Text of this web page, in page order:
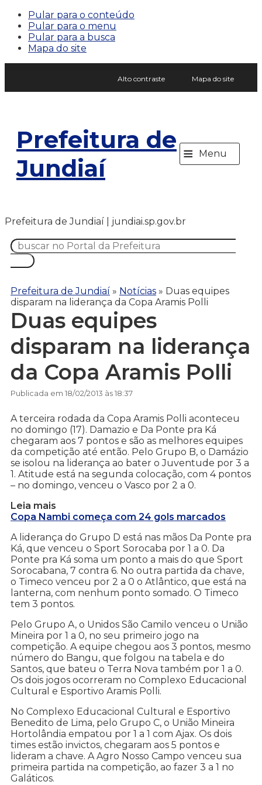
Pular para o conteúdo
Pular para o menu
Pular para a busca
Mapa do site
Alto contraste Mapa do site
Prefeitura de
Jundiaí
≡ Menu
Prefeitura de Jundiaí | jundiai.sp.gov.br
Prefeitura de Jundiaí » Notícias » Duas equipes
disparam na liderança da Copa Aramis Polli
Duas equipes
disparam na liderança
da Copa Aramis Polli
Publicada em 18/02/2013 às 18:37
A terceira rodada da Copa Aramis Polli aconteceu
no domingo (17). Damazio e Da Ponte pra Ká
chegaram aos 7 pontos e são as melhores equipes
da competição até então. Pelo Grupo B, o Damázio
se isolou na liderança ao bater o Juventude por 3 a
1. Atitude está na segunda colocação, com 4 pontos
– no domingo, venceu o Vasco por 2 a 0.
Leia mais
Copa Nambi começa com 24 gols marcados
A liderança do Grupo D está nas mãos Da Ponte pra
Ká, que venceu o Sport Sorocaba por 1 a 0. Da
Ponte pra Ká soma um ponto a mais do que Sport
Sorocabana, 7 contra 6. No outra partida da chave,
o Timeco venceu por 2 a 0 o Atlântico, que está na
lanterna, com nenhum ponto somado. O Timeco
tem 3 pontos.
Pelo Grupo A, o Unidos São Camilo venceu o União
Mineira por 1 a 0, no seu primeiro jogo na
competição. A equipe chegou aos 3 pontos, mesmo
número do Bangu, que folgou na tabela e do
Santos, que bateu o Terra Nova também por 1 a 0.
Os dois jogos ocorreram no Complexo Educacional
Cultural e Esportivo Aramis Polli.
No Complexo Educacional Cultural e Esportivo
Benedito de Lima, pelo Grupo C, o União Mineira
Hortolândia empatou por 1 a 1 com Ajax. Os dois
times estão invictos, chegaram aos 5 pontos e
lideram a chave. A Agro Nosso Campo venceu sua
primeira partida na competição, ao fazer 3 a 1 no
Galáticos.